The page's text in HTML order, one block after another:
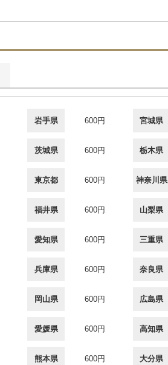
岩手県 600円 宮城県
茨城県 600円 栃木県
東京都 600円 神奈川県
福井県 600円 山梨県
愛知県 600円 三重県
兵庫県 600円 奈良県
岡山県 600円 広島県
愛媛県 600円 高知県
熊本県 600円 大分県